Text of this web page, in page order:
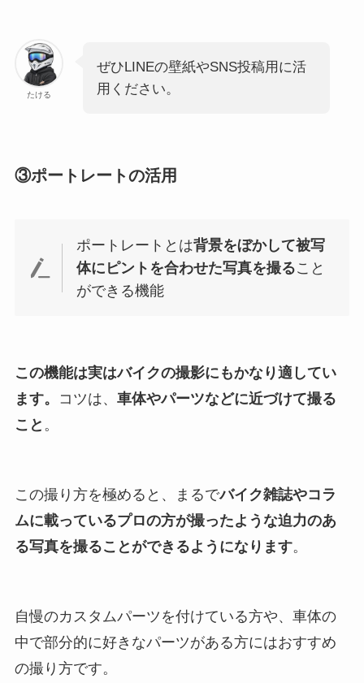
たける
ぜひLINEの壁紙やSNS投稿用に活
用ください。
③ポートレートの活用
ポートレートとは背景をぼかして被写
体にピントを合わせた写真を撮ること
ができる機能
この機能は実はバイクの撮影にもかなり適してい
ます。
コツは、 車体やパーツなどに近づけて撮る
こと 。
この撮り方を極めると、まるでバイク雑誌やコラ
ムに載っているプロの方が撮ったような迫力のあ
る写真を撮ることができるようになります。
自慢のカスタムパーツを付けている方や、車体の
中で部分的に好きなパーツがある方にはおすすめ
の撮り方です。